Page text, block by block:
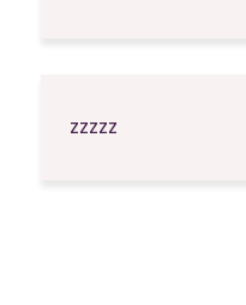
zzzzz